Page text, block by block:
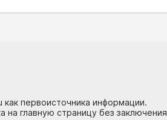
первоисточника информации.
на главную страницу без заключения